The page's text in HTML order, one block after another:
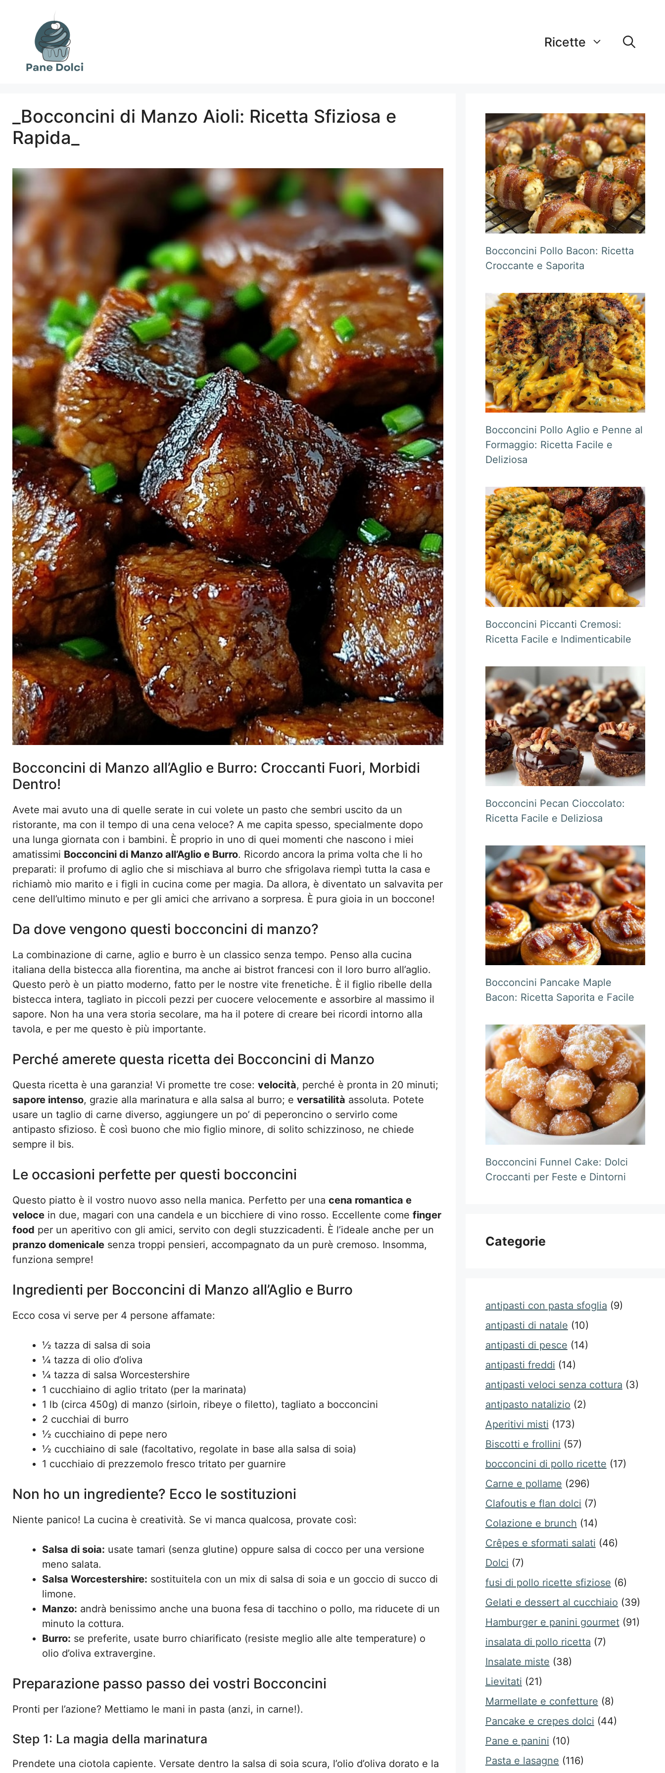
contenuto
Ricette
_Bocconcini di Manzo Aioli: Ricetta Sfiziosa e
Rapida_
Bocconcini di Manzo all’Aglio e Burro: Croccanti Fuori, Morbidi
Dentro!
Avete mai avuto una di quelle serate in cui volete un pasto che sembri uscito da un
ristorante, ma con il tempo di una cena veloce? A me capita spesso, specialmente dopo
una lunga giornata con i bambini. È proprio in uno di quei momenti che nascono i miei
amatissimi Bocconcini di Manzo all’Aglio e Burro. Ricordo ancora la prima volta che li ho
preparati: il profumo di aglio che si mischiava al burro che sfrigolava riempì tutta la casa e
richiamò mio marito e i figli in cucina come per magia. Da allora, è diventato un salvavita per
cene dell’ultimo minuto e per gli amici che arrivano a sorpresa. È pura gioia in un boccone!
Da dove vengono questi bocconcini di manzo?
La combinazione di carne, aglio e burro è un classico senza tempo. Penso alla cucina
italiana della bistecca alla fiorentina, ma anche ai bistrot francesi con il loro burro all’aglio.
Questo però è un piatto moderno, fatto per le nostre vite frenetiche. È il figlio ribelle della
bistecca intera, tagliato in piccoli pezzi per cuocere velocemente e assorbire al massimo il
sapore. Non ha una vera storia secolare, ma ha il potere di creare bei ricordi intorno alla
tavola, e per me questo è più importante.
Perché amerete questa ricetta dei Bocconcini di Manzo
Questa ricetta è una garanzia! Vi promette tre cose: velocità, perché è pronta in 20 minuti;
sapore intenso, grazie alla marinatura e alla salsa al burro; e versatilità assoluta. Potete
usare un taglio di carne diverso, aggiungere un po’ di peperoncino o servirlo come
antipasto sfizioso. È così buono che mio figlio minore, di solito schizzinoso, ne chiede
sempre il bis.
Le occasioni perfette per questi bocconcini
Questo piatto è il vostro nuovo asso nella manica. Perfetto per una cena romantica e
veloce in due, magari con una candela e un bicchiere di vino rosso. Eccellente come finger
food per un aperitivo con gli amici, servito con degli stuzzicadenti. È l’ideale anche per un
pranzo domenicale senza troppi pensieri, accompagnato da un purè cremoso. Insomma,
funziona sempre!
Ingredienti per Bocconcini di Manzo all’Aglio e Burro
Ecco cosa vi serve per 4 persone affamate:
½ tazza di salsa di soia
¼ tazza di olio d’oliva
¼ tazza di salsa Worcestershire
1 cucchiaino di aglio tritato (per la marinata)
1 lb (circa 450g) di manzo (sirloin, ribeye o filetto), tagliato a bocconcini
2 cucchiai di burro
½ cucchiaino di pepe nero
½ cucchiaino di sale (facoltativo, regolate in base alla salsa di soia)
1 cucchiaio di prezzemolo fresco tritato per guarnire
Non ho un ingrediente? Ecco le sostituzioni
Niente panico! La cucina è creatività. Se vi manca qualcosa, provate così:
Salsa di soia: usate tamari (senza glutine) oppure salsa di cocco per una versione
meno salata.
Salsa Worcestershire: sostituitela con un mix di salsa di soia e un goccio di succo di
limone.
Manzo: andrà benissimo anche una buona fesa di tacchino o pollo, ma riducete di un
minuto la cottura.
Burro: se preferite, usate burro chiarificato (resiste meglio alle alte temperature) o
olio d’oliva extravergine.
Preparazione passo passo dei vostri Bocconcini
Pronti per l’azione? Mettiamo le mani in pasta (anzi, in carne!).
Step 1: La magia della marinatura
Prendete una ciotola capiente. Versate dentro la salsa di soia scura, l’olio d’oliva dorato e la
Bocconcini Pollo Bacon: Ricetta
Croccante e Saporita
Bocconcini Pollo Aglio e Penne al
Formaggio: Ricetta Facile e
Deliziosa
Bocconcini Piccanti Cremosi:
Ricetta Facile e Indimenticabile
Bocconcini Pecan Cioccolato:
Ricetta Facile e Deliziosa
Bocconcini Pancake Maple
Bacon: Ricetta Saporita e Facile
Bocconcini Funnel Cake: Dolci
Croccanti per Feste e Dintorni
Categorie
antipasti con pasta sfoglia (9)
antipasti di natale (10)
antipasti di pesce (14)
antipasti freddi (14)
antipasti veloci senza cottura (3)
antipasto natalizio (2)
Aperitivi misti (173)
Biscotti e frollini (57)
bocconcini di pollo ricette (17)
Carne e pollame (296)
Clafoutis e flan dolci (7)
Colazione e brunch (14)
Crêpes e sformati salati (46)
Dolci (7)
fusi di pollo ricette sfiziose (6)
Gelati e dessert al cucchiaio (39)
Hamburger e panini gourmet(91)
insalata di pollo ricetta (7)
Insalate miste (38)
Lievitati (21)
Marmellate e confetture (8)
Pancake e crepes dolci (44)
Pane e panini (10)
Pasta e lasagne (116)